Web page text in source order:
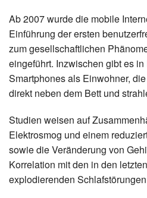
Ab 2007 wurde die mobile
Einführung der ersten
zum gesellschaftlichen
eingeführt. Inzwischen gibt es
Smartphones als Einwohner,
direkt neben dem Bett und
Studien weisen auf
Elektrosmog und einem
sowie die Veränderung von
Korrelation mit den in den
explodierenden